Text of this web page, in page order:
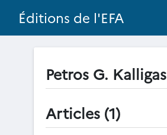
Éditions de l'EFA
Petros G. Kalligas
Articles (1)